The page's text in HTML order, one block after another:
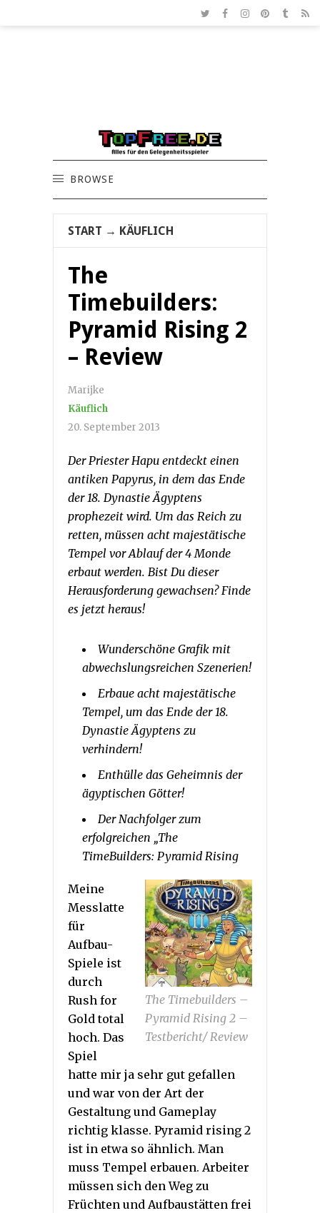
BROWSE
START → KÄUFLICH
The
Timebuilders:
Pyramid Rising 2
– Review
Marijke
Käuflich
20. September 2013
Der Priester Hapu entdeckt einen
antiken Papyrus, in dem das Ende
der 18. Dynastie Ägyptens
prophezeit wird. Um das Reich zu
retten, müssen acht majestätische
Tempel vor Ablauf der 4 Monde
erbaut werden. Bist Du dieser
Herausforderung gewachsen? Finde
es jetzt heraus!
Wunderschöne Grafik mit
abwechslungsreichen Szenerien!
Erbaue acht majestätische
Tempel, um das Ende der 18.
Dynastie Ägyptens zu
verhindern!
Enthülle das Geheimnis der
ägyptischen Götter!
Der Nachfolger zum
erfolgreichen „The
TimeBuilders: Pyramid Rising
The Timebuilders –
Pyramid Rising 2 –
Testbericht/ Review
Meine
Messlatte
für
Aufbau-
Spiele ist
durch
Rush for
Gold total
hoch. Das
Spiel
hatte mir ja sehr gut gefallen
und war von der Art der
Gestaltung und Gameplay
richtig klasse. Pyramid rising 2
ist in etwa so ähnlich. Man
muss Tempel erbauen. Arbeiter
müssen sich den Weg zu
Früchten und Aufbaustätten frei